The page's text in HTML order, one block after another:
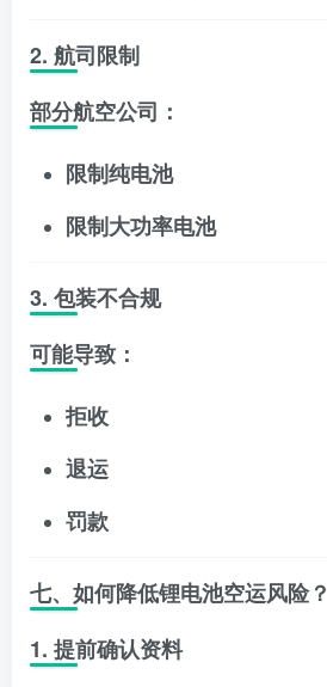
2. 航司限制
部分航空公司：
限制纯电池
限制大功率电池
3. 包装不合规
可能导致：
拒收
退运
罚款
七、如何降低锂电池空运风险？
1. 提前确认资料